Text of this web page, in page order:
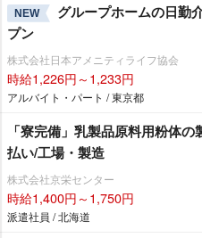
NEW
グループホームの日勤
プン
株式会社日本アメニティライフ協会
時給1,226円～1,233円
アルバイト・パート / 東京都
「寮完備」乳製品原料用粉体
払い/工場・製造
株式会社京栄センター
時給1,400円～1,750円
派遣社員 / 北海道